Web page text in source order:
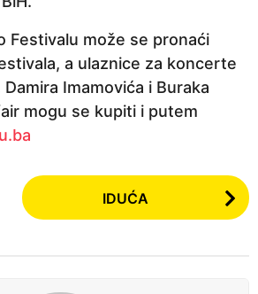
Festivalu može se pronaći
a ulaznice za koncerte
Imamovića i Buraka
mogu se kupiti i putem
IDUĆA